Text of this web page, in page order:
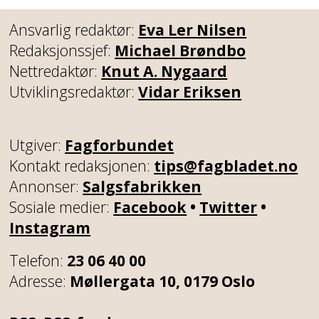
Ansvarlig redaktør: Eva Ler Nilsen
Redaksjonssjef: Michael Brøndbo
Nettredaktør: Knut A. Nygaard
Utviklingsredaktør:Vidar Eriksen
Utgiver: Fagforbundet
Kontakt redaksjonen: tips@fagbladet.no
Annonser: Salgsfabrikken
Sosiale medier: Facebook • Twitter •
Instagram
Telefon: 23 06 40 00
Adresse: Møllergata 10, 0179 Oslo